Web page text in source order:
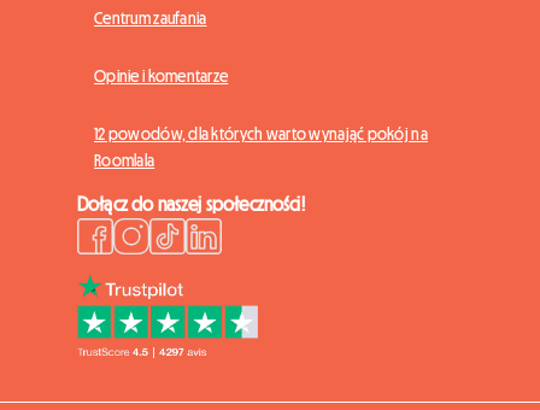
Centrum zaufania
Opinie i komentarze
12 powodów, dla których warto wynająć pokój na
Roomlala
Dołącz do naszej społeczności!